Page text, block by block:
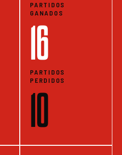
PARTIDOS
GANADOS
16
PARTIDOS
PERDIDOS
10